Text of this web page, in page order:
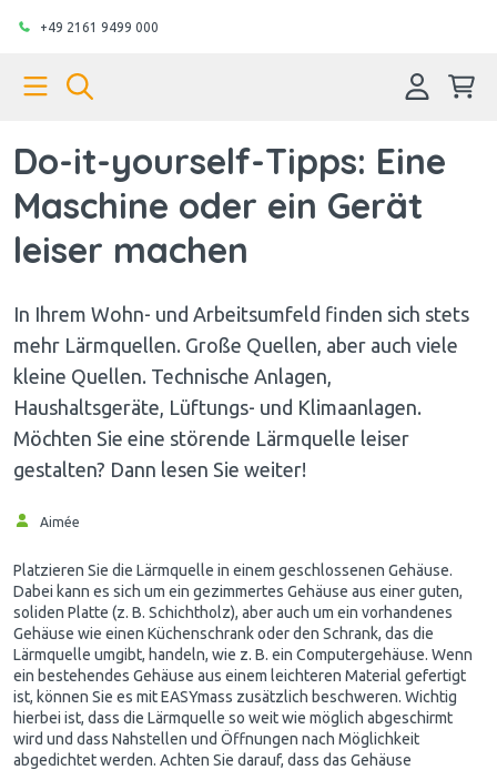
+49 2161 9499 000
Do-it-yourself-Tipps: Eine
Maschine oder ein Gerät
leiser machen
In Ihrem Wohn- und Arbeitsumfeld finden sich stets
mehr Lärmquellen. Große Quellen, aber auch viele
kleine Quellen. Technische Anlagen,
Haushaltsgeräte, Lüftungs- und Klimaanlagen.
Möchten Sie eine störende Lärmquelle leiser
gestalten? Dann lesen Sie weiter!
Aimée
Platzieren Sie die Lärmquelle in einem geschlossenen Gehäuse.
Dabei kann es sich um ein gezimmertes Gehäuse aus einer guten,
soliden Platte (z. B. Schichtholz), aber auch um ein vorhandenes
Gehäuse wie einen Küchenschrank oder den Schrank, das die
Lärmquelle umgibt, handeln, wie z. B. ein Computergehäuse. Wenn
ein bestehendes Gehäuse aus einem leichteren Material gefertigt
ist, können Sie es mit EASYmass zusätzlich beschweren. Wichtig
hierbei ist, dass die Lärmquelle so weit wie möglich abgeschirmt
wird und dass Nahstellen und Öffnungen nach Möglichkeit
abgedichtet werden. Achten Sie darauf, dass das Gehäuse